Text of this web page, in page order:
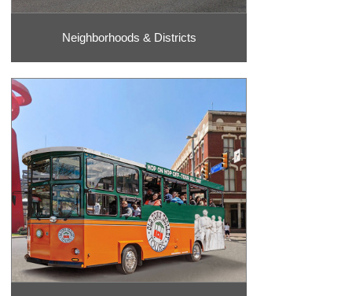
Neighborhoods & Districts